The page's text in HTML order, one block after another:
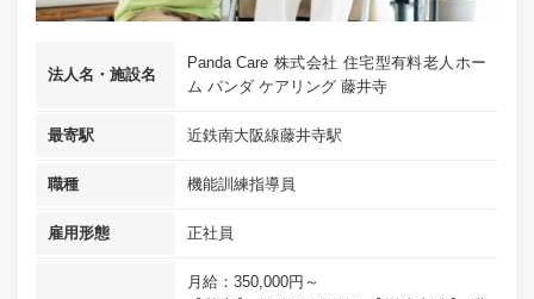
法人名・施設名
Panda Care 株式会社 住宅型有料老人ホー
ム パンダ ケアリング 藤井寺
最寄駅 近鉄南大阪線藤井寺駅
職種 機能訓練指導員
雇用形態 正社員
月給：350,000円～